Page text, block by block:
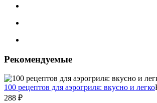
Рекомендуемые
100 рецептов для аэрогриля: вкусно и легко
288 ₽